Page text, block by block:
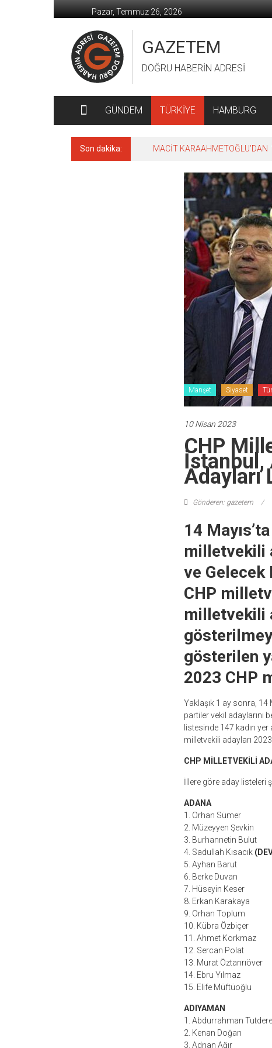
geç
Pazar, Temmuz 26, 2026
GAZETEM
DOĞRU HABERİN ADRESİ
GÜNDEM TÜRKİYE HAMBURG
Son dakika: MACİT KARAAHMETOĞLU’DAN
Manşet Siyaset
10 Nisan 2023
CHP
İstanbul,
Gönderen: gazetem
14
milletvekili
ve
CHP
milletvekili
gösterilen
2023 CHP
Yaklaşık 1 ay sonra, 14
partiler vekil adaylarını
listesinde 147 kadın yer
milletvekili adayları 2023…
CHP MİLLETVEKİLİ
İllere göre aday listeleri
ADANA
1. Orhan Sümer
2. Müzeyyen Şevkin
3. Burhannetin Bulut
4. Sadullah Kısacık
5. Ayhan Barut
6. Berke Duvan
7. Hüseyin Keser
8. Erkan Karakaya
9. Orhan Toplum
10. Kübra Özbiçer
11. Ahmet Korkmaz
12. Sercan Polat
13. Murat Öztanrıöver
14. Ebru Yılmaz
15. Elife Müftüoğlu
ADIYAMAN
1. Abdurrahman Tutdere
2. Kenan Doğan
3. Adnan Ağır